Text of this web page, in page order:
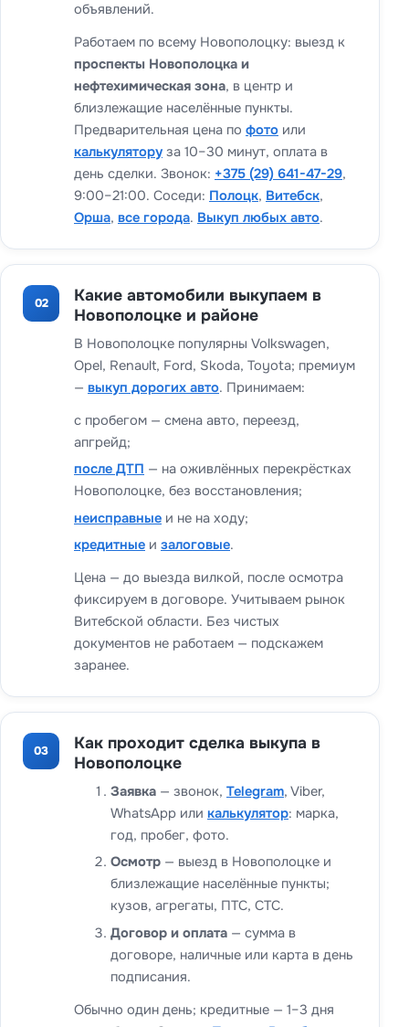
объявлений.
Работаем по всему Новополоцку: выезд к
проспекты Новополоцка и
нефтехимическая зона, в центр и
близлежащие населённые пункты.
Предварительная цена по фото или
калькулятору за 10–30 минут, оплата в
день сделки. Звонок: +375 (29) 641-47-29,
9:00–21:00. Соседи: Полоцк, Витебск,
Орша, все города. Выкуп любых авто.
02
Какие автомобили выкупаем в
Новополоцке и районе
В Новополоцке популярны Volkswagen,
Opel, Renault, Ford, Skoda, Toyota; премиум
— выкуп дорогих авто. Принимаем:
с пробегом — смена авто, переезд,
апгрейд;
после ДТП — на оживлённых перекрёстках
Новополоцке, без восстановления;
неисправные и не на ходу;
кредитные и залоговые.
Цена — до выезда вилкой, после осмотра
фиксируем в договоре. Учитываем рынок
Витебской области. Без чистых
документов не работаем — подскажем
заранее.
03
Как проходит сделка выкупа в
Новополоцке
Заявка — звонок, Telegram, Viber,
WhatsApp или калькулятор: марка,
год, пробег, фото.
Осмотр — выезд в Новополоцке и
близлежащие населённые пункты;
кузов, агрегаты, ПТС, СТС.
Договор и оплата — сумма в
договоре, наличные или карта в день
подписания.
Обычно один день; кредитные — 1–3 дня